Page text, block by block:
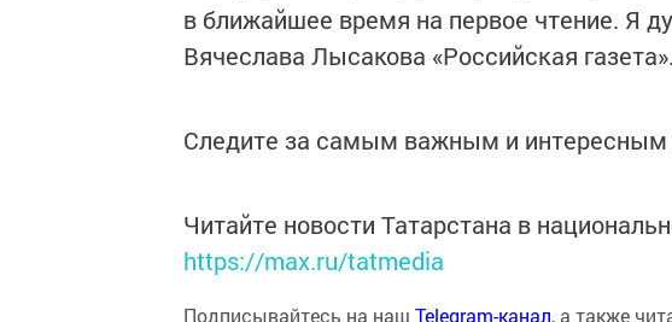
в ближайшее время на первое чтение. Я
Вячеслава Лысакова «Российская газета».
Следите за самым важным и интересным
Читайте новости Татарстана в
https://max.ru/tatmedia
Подписывайтесь на наш Telegram-канал, а также